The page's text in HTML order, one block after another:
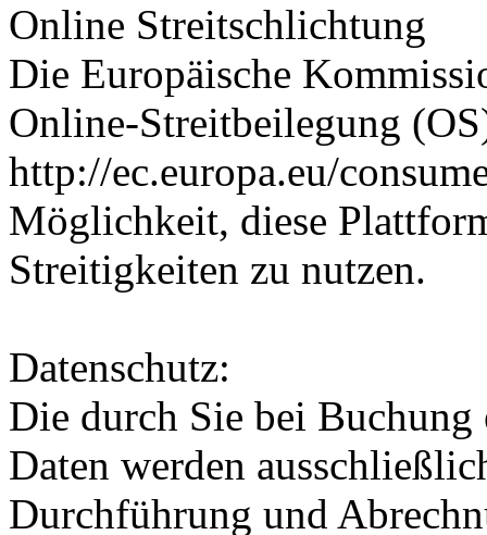
Online Streitschlichtung
Die Europäische
Online-Streitbeilegung
http://ec.europa.eu/
Möglichkeit, diese
Streitigkeiten zu nutzen.
Datenschutz:
Die durch Sie bei Buchung
Daten werden
Durchführung und